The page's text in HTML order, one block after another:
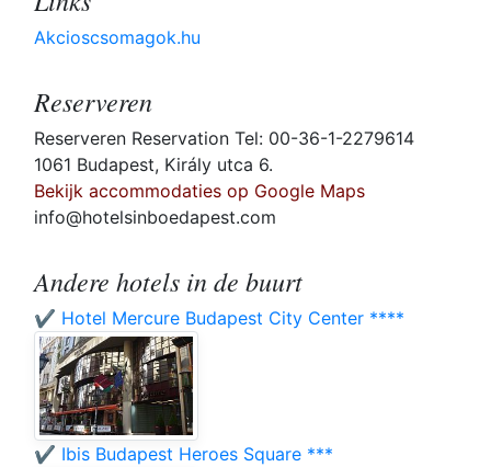
Akcioscsomagok.hu
Reserveren
Reserveren Reservation Tel: 00-36-1-2279614
1061 Budapest, Király utca 6.
Bekijk accommodaties op Google Maps
info@hotelsinboedapest.com
Andere hotels in de buurt
✔️ Hotel Mercure Budapest City Center ****
✔️ Ibis Budapest Heroes Square ***